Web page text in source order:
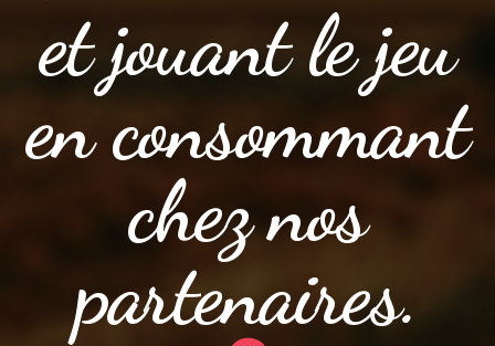
et jouant le jeu
en consommant
chez nos
partenaires.